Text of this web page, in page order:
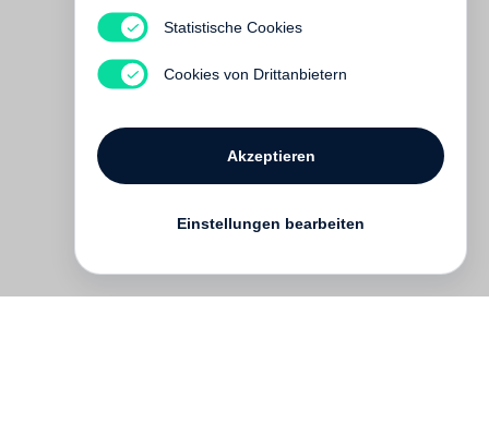
Leben des Karl
Statistische Cookies
Cookies von Drittanbietern
Akzeptieren
Einstellungen bearbeiten